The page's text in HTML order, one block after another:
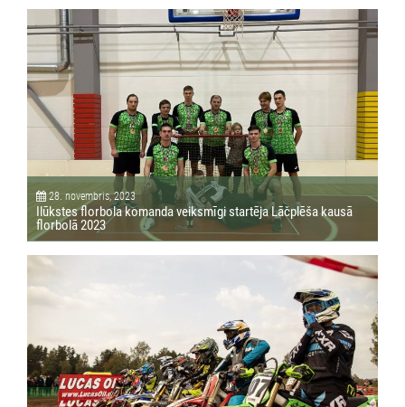
28. novembris, 2023
Ilūkstes florbola komanda veiksmīgi startēja Lāčplēša kausā
florbolā 2023